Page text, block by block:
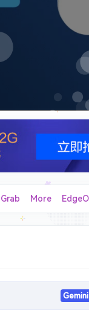
More
狂揽16.7K星 !!! 再见清理大师 ! 仅3M大小
构，实现跨设备文件传